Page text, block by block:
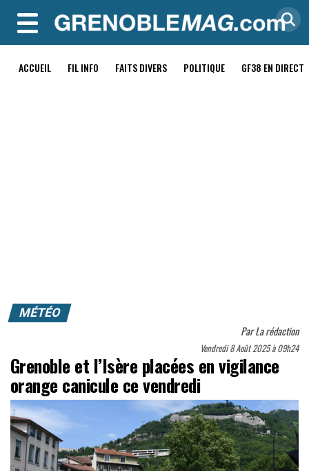
MENU
ACCUEIL FIL INFO FAITS DIVERS POLITIQUE GF38 EN DIRECT
MÉTÉO
ParLa rédaction
Vendredi 8 Août 2025 à 09h24
Grenoble et l’Isère placées en vigilance
orange canicule ce vendredi